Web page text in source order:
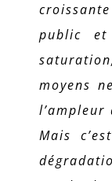
public
moyens
l’ampleur
Mais